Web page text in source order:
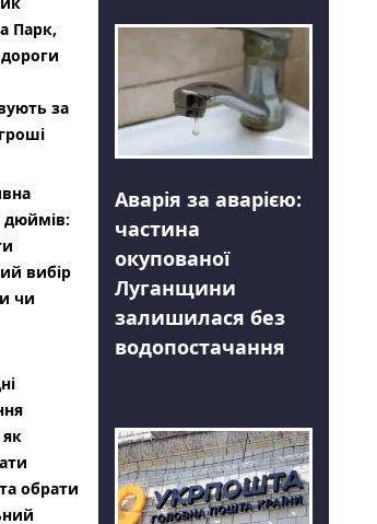
Парк,
за
дюймів:
вибір
чи
обрати
Аварія за аварією:
частина
окупованої
Луганщини
залишилася без
водопостачання